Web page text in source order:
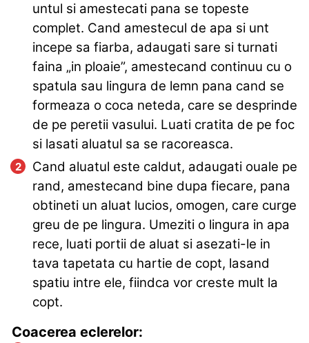
untul si amestecati pana se topeste
complet. Cand amestecul de apa si unt
incepe sa fiarba, adaugati sare si turnati
faina „in ploaie”, amestecand continuu cu o
spatula sau lingura de lemn pana cand se
formeaza o coca neteda, care se desprinde
de pe peretii vasului. Luati cratita de pe foc
si lasati aluatul sa se racoreasca.
Cand aluatul este caldut, adaugati ouale pe
rand, amestecand bine dupa fiecare, pana
obtineti un aluat lucios, omogen, care curge
greu de pe lingura. Umeziti o lingura in apa
rece, luati portii de aluat si asezati-le in
tava tapetata cu hartie de copt, lasand
spatiu intre ele, fiindca vor creste mult la
copt.
Coacerea eclerelor: